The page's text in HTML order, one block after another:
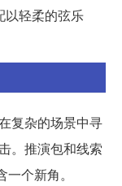
以轻柔的弦乐
复杂的场景中寻
。推演包和线索
个新角。